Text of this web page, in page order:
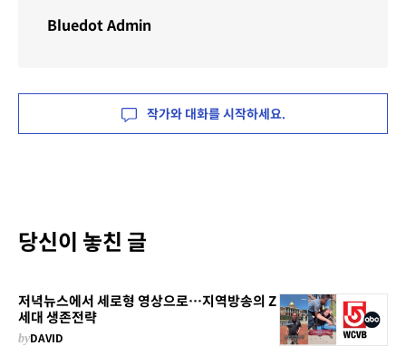
Bluedot Admin
작가와 대화를 시작하세요.
당신이 놓친 글
저녁뉴스에서 세로형 영상으로…지역방송의 Z
세대 생존전략
byDAVID